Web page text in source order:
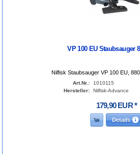
VP 100 EU Staubsauger
Nilfisk Staubsauger VP 100 EU,
Art.Nr.:
1010115
Hersteller:
Nilfisk-Advance
179,90 EUR*
Details